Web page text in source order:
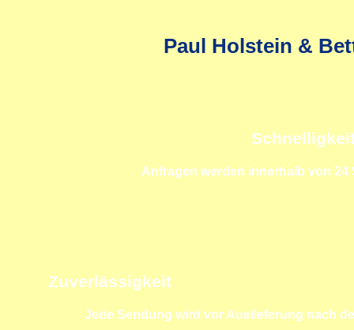
Paul Holstein &
Anfragen werden innerhalb von 24
Zuverlässigkeit
Jede Sendung wird vor Auslieferung nach